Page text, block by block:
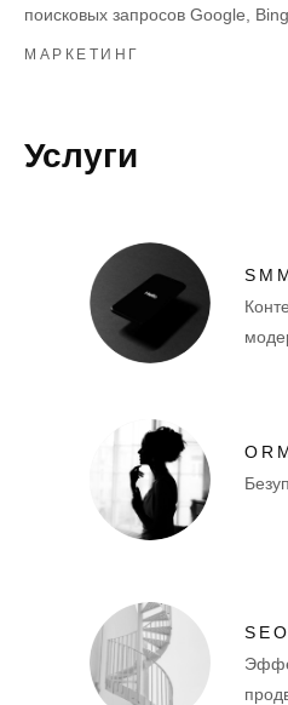
поисковых запросов Google,
МАРКЕТИНГ
Услуги
SEO